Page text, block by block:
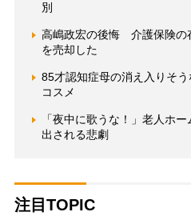
別
高嶋政宏の後悔 介護保険の
を売却した
85才認知症母の消え入りそう
コスメ
「夜中に歌うな！」老人ホ
出される悲劇
注目TOPIC